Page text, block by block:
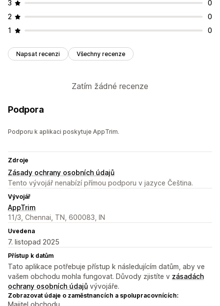
3
0
2
0
1
0
Napsat recenzi Všechny recenze
Zatím žádné recenze
Podpora
Podporu k aplikaci poskytuje AppTrim.
Zdroje
Zásady ochrany osobních údajů
Tento vývojář nenabízí přímou podporu v jazyce Čeština.
Vývojář
AppTrim
11/3, Chennai, TN, 600083, IN
Uvedena
7. listopad 2025
Přístup k datům
Tato aplikace potřebuje přístup k následujícím datům, aby ve
vašem obchodu mohla fungovat. Důvody zjistíte v zásadách
ochrany osobních údajů vývojáře.
Zobrazovat údaje o zaměstnancích a spolupracovnících: